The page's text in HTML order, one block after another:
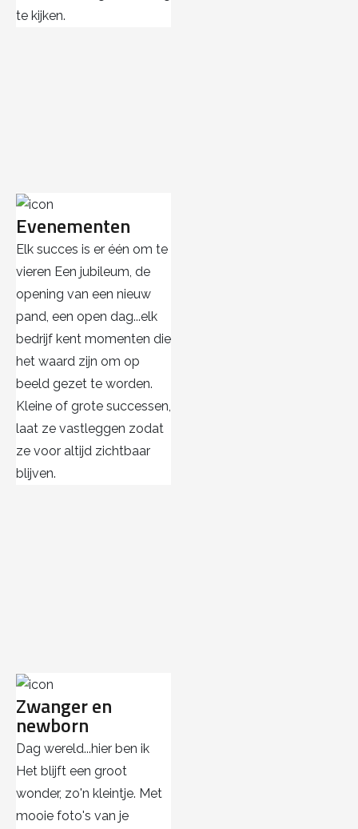
te kijken.
Evenementen
Elk succes is er één om te
vieren Een jubileum, de
opening van een nieuw
pand, een open dag...elk
bedrijf kent momenten die
het waard zijn om op
beeld gezet te worden.
Kleine of grote successen,
laat ze vastleggen zodat
ze voor altijd zichtbaar
blijven.
Zwanger en
newborn
Dag wereld...hier ben ik
Het blijft een groot
wonder, zo'n kleintje. Met
mooie foto's van je